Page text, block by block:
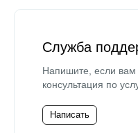
Служба
Напишите, если
консультация по
Написать